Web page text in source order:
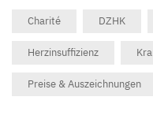
Charité
DZHK
Herzinsuffizienz
Preise & Auszeichnungen